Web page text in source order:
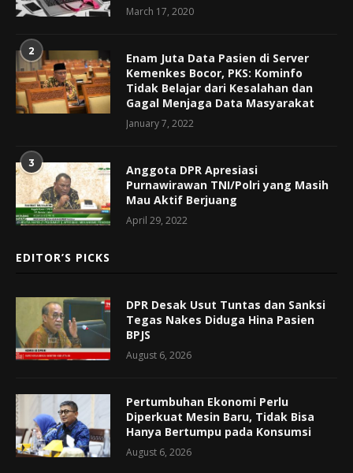
March 17, 2020
2
Enam Juta Data Pasien di Server
Kemenkes Bocor, PKS: Kominfo
Tidak Belajar dari Kesalahan dan
Gagal Menjaga Data Masyarakat
January 7, 2022
3
Anggota DPR Apresiasi
Purnawirawan TNI/Polri yang Masih
Mau Aktif Berjuang
April 29, 2022
EDITOR’S PICKS
DPR Desak Usut Tuntas dan Sanksi
Tegas Nakes Diduga Hina Pasien
BPJS
August 6, 2026
Pertumbuhan Ekonomi Perlu
Diperkuat Mesin Baru, Tidak Bisa
Hanya Bertumpu pada Konsumsi
August 6, 2026